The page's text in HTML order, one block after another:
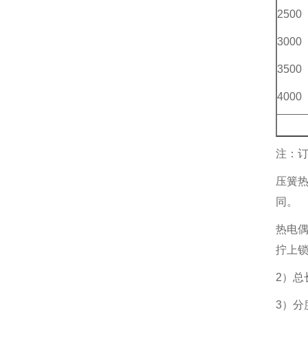
2500
3000
3500
4000
注：
压簧
同。
热电
拧上
2）总
3）分